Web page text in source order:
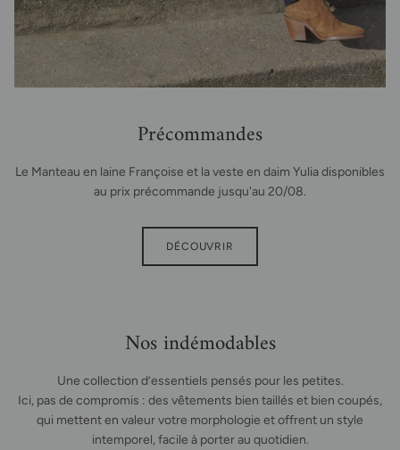
Précommandes
Le Manteau en laine Françoise et la veste en daim Yulia disponibles
au prix précommande jusqu'au 20/08.
DÉCOUVRIR
Nos indémodables
Une collection d’essentiels pensés pour les petites.
Ici, pas de compromis : des vêtements bien taillés et bien coupés,
qui mettent en valeur votre morphologie et offrent un style
intemporel, facile à porter au quotidien.